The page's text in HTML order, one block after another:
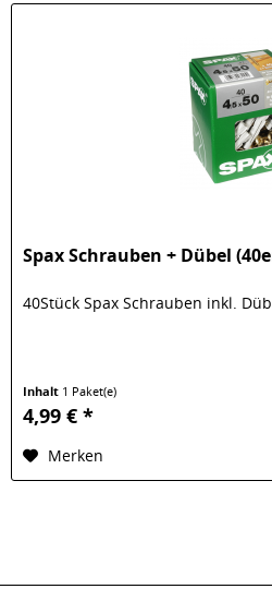
Spax Schrauben + Dübel
40Stück Spax Schrauben inkl.
Inhalt 1 Paket(e)
4,99 € *
Merken